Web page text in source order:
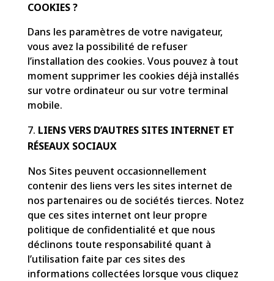
COOKIES ?
Dans les paramètres de votre navigateur,
vous avez la possibilité de refuser
l’installation des cookies. Vous pouvez à tout
moment supprimer les cookies déjà installés
sur votre ordinateur ou sur votre terminal
mobile.
LIENS VERS D’AUTRES SITES INTERNET ET
RÉSEAUX SOCIAUX
Nos Sites peuvent occasionnellement
contenir des liens vers les sites internet de
nos partenaires ou de sociétés tierces. Notez
que ces sites internet ont leur propre
politique de confidentialité et que nous
déclinons toute responsabilité quant à
l’utilisation faite par ces sites des
informations collectées lorsque vous cliquez